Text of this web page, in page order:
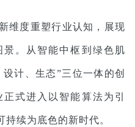
维度重塑行业认知，展现
。从智能中枢到绿色肌
计、生态”三位一体的创
式进入以智能算法为引
续为底色的新时代。